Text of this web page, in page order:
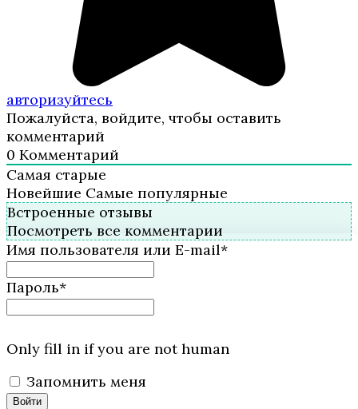
авторизуйтесь
Пожалуйста, войдите, чтобы оставить
комментарий
0 Комментарий
Самая старые
Новейшие Самые популярные
Встроенные отзывы
Посмотреть все комментарии
Имя пользователя или E-mail*
Пароль*
Only fill in if you are not human
Запомнить меня